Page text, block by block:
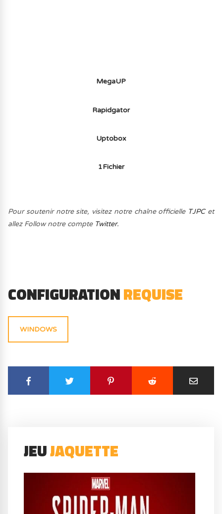
MegaUP
Rapidgator
Uptobox
1Fichier
Pour soutenir notre site, visitez notre chaîne officielle TJPCet
allez Follow notre compte Twitter.
CONFIGURATIONREQUISE
WINDOWS
JEUJAQUETTE